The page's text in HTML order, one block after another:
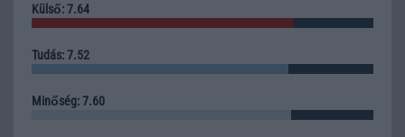
Külső: 7.64
Tudás: 7.52
Minőség: 7.60